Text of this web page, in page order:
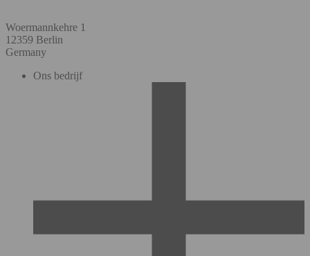
Woermannkehre 1
12359 Berlin
Germany
Ons bedrijf